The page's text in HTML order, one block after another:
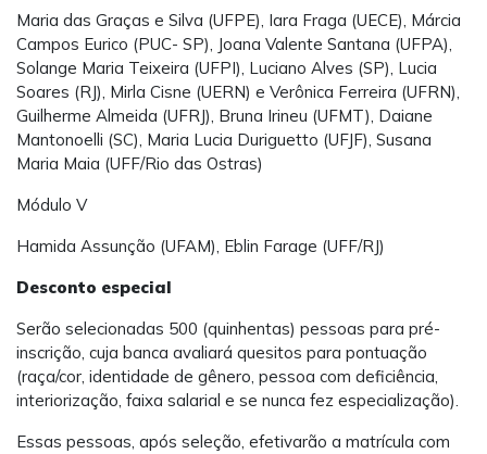
Maria das Graças e Silva (UFPE), Iara Fraga (UECE), Márcia
Campos Eurico (PUC- SP), Joana Valente Santana (UFPA),
Solange Maria Teixeira (UFPI), Luciano Alves (SP), Lucia
Soares (RJ), Mirla Cisne (UERN) e Verônica Ferreira (UFRN),
Guilherme Almeida (UFRJ), Bruna Irineu (UFMT), Daiane
Mantonoelli (SC), Maria Lucia Duriguetto (UFJF), Susana
Maria Maia (UFF/Rio das Ostras)
Módulo V
Hamida Assunção (UFAM), Eblin Farage (UFF/RJ)
Desconto especial
Serão selecionadas 500 (quinhentas) pessoas para pré-
inscrição, cuja banca avaliará quesitos para pontuação
(raça/cor, identidade de gênero, pessoa com deficiência,
interiorização, faixa salarial e se nunca fez especialização).
Essas pessoas, após seleção, efetivarão a matrícula com